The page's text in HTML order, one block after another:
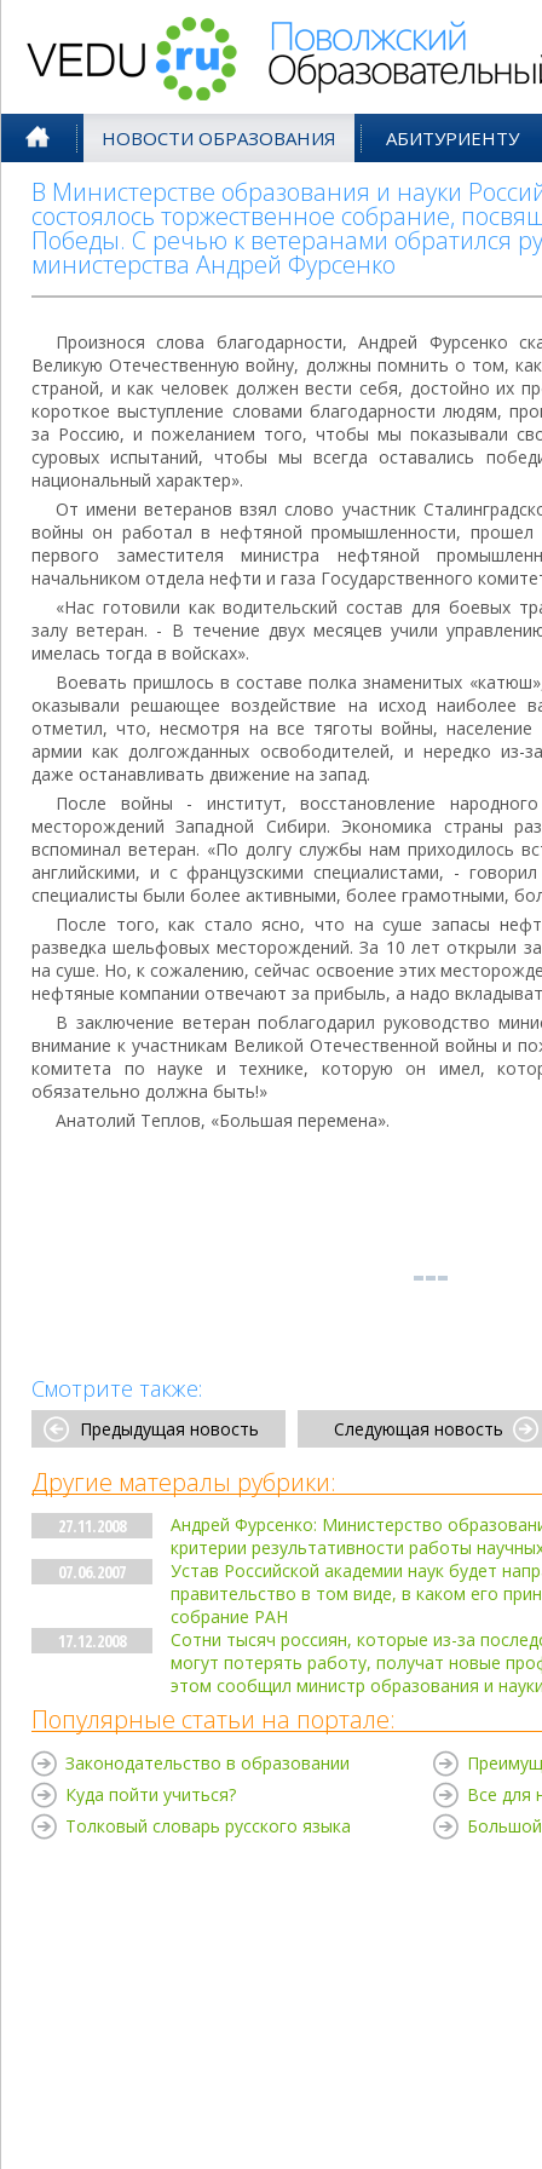
НОВОСТИ ОБРАЗОВАНИЯ АБИТУРИЕНТУ
В Министерстве образования и науки
состоялось торжественное собрание,
Победы. С речью к ветеранами обратился
министерства Андрей Фурсенко
Произнося слова благодарности, Андрей Фурсенко
Великую Отечественную войну, должны помнить о том,
страной, и как человек должен вести себя, достойно их
короткое выступление словами благодарности людям,
за Россию, и пожеланием того, чтобы мы показывали
суровых испытаний, чтобы мы всегда оставались
национальный характер».
От имени ветеранов взял слово участник
войны он работал в нефтяной промышленности, прошел
первого заместителя министра нефтяной
начальником отдела нефти и газа Государственного
«Нас готовили как водительский состав для боевых
залу ветеран. - В течение двух месяцев учили
имелась тогда в войсках».
Воевать пришлось в составе полка знаменитых
оказывали решающее воздействие на исход наиболее
отметил, что, несмотря на все тяготы войны,
армии как долгожданных освободителей, и нередко из-
даже останавливать движение на запад.
После войны - институт, восстановление
месторождений Западной Сибири. Экономика страны
вспоминал ветеран. «По долгу службы нам приходилось
английскими, и с французскими специалистами, -
специалисты были более активными, более грамотными,
После того, как стало ясно, что на суше запасы
разведка шельфовых месторождений. За 10 лет открыли
на суше. Но, к сожалению, сейчас освоение этих
нефтяные компании отвечают за прибыль, а надо
В заключение ветеран поблагодарил руководство
внимание к участникам Великой Отечественной войны и
комитета по науке и технике, которую он имел,
обязательно должна быть!»
Анатолий Теплов, «Большая перемена».
Смотрите также:
Предыдущая новость Следующая новость
Другие матералы рубрики:
27.11.2008
Андрей Фурсенко: Министерство
критерии результативности работы
07.06.2007
Устав Российской академии наук будет
правительство в том виде, в каком его
собрание РАН
17.12.2008
Сотни тысяч россиян, которые из-за
могут потерять работу, получат новые
этом сообщил министр образования и
Популярные статьи на портале:
Законодательство в образовании
Куда пойти учиться?
Толковый словарь русского языка
Все для
Большой